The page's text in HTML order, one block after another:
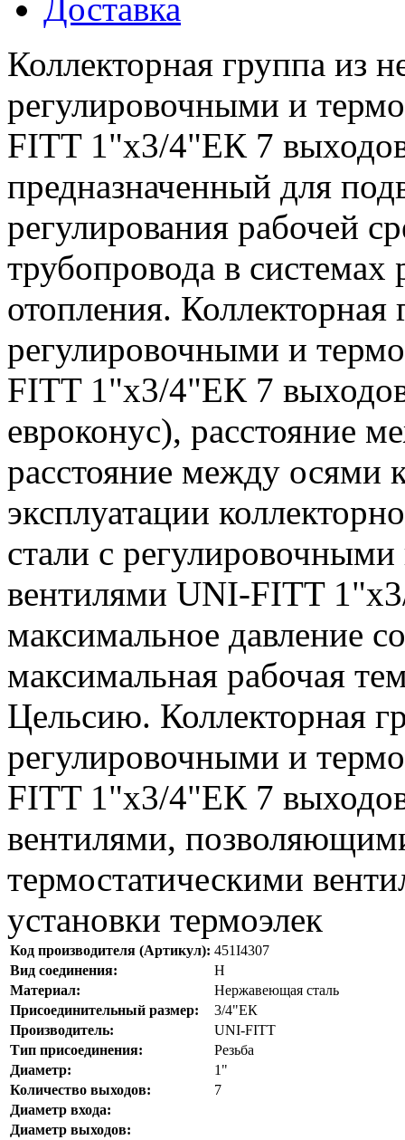
Доставка
Коллекторная группа из
регулировочными и
FITT 1"x3/4"ЕК 7
предназначенный для
регулирования рабочей
трубопровода в системах
отопления.
регулировочными и
FITT 1"x3/4"ЕК 7
евроконус), расстояние
расстояние между осями
эксплуатации
стали с
вентилями UNI-FITT
максимальное давление
максимальная рабочая
Цельсию. Коллекторная
регулировочными и
FITT 1"x3/4"ЕК 7
вентилями,
термостатическими
установки термоэлек
Код производителя (Артикул): 451I4307
Вид соединения:
Н
Материал:
Нержавеющая сталь
Присоединительный размер:
3/4"ЕК
Производитель:
UNI-FITT
Тип присоединения:
Резьба
Диаметр:
1"
Количество выходов:
7
Диаметр входа:
Диаметр выходов: